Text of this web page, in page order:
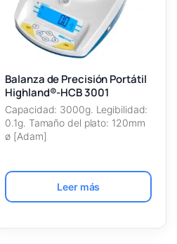
Balanza de Precisión Portátil
Highland®-HCB 3001
Capacidad: 3000g. Legibilidad:
0.1g. Tamaño del plato: 120mm
ø [Adam]
Leer más